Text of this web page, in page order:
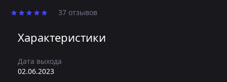
37 отзывов
Характеристики
Дата выхода
02.06.2023